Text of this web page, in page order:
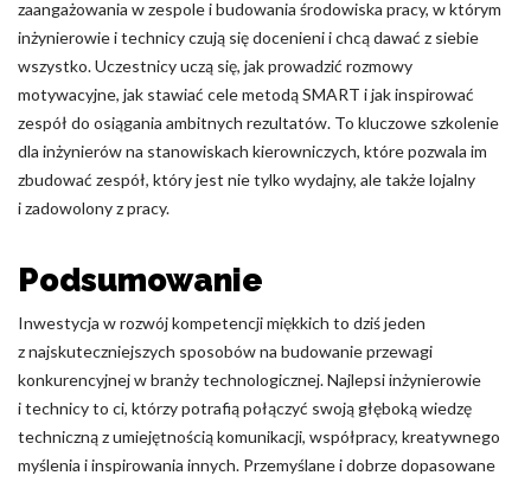
zaangażowania w zespole i budowania środowiska pracy, w którym
inżynierowie i technicy czują się docenieni i chcą dawać z siebie
wszystko. Uczestnicy uczą się, jak prowadzić rozmowy
motywacyjne, jak stawiać cele metodą SMART i jak inspirować
zespół do osiągania ambitnych rezultatów. To kluczowe szkolenie
dla inżynierów na stanowiskach kierowniczych, które pozwala im
zbudować zespół, który jest nie tylko wydajny, ale także lojalny
i zadowolony z pracy.
Podsumowanie
Inwestycja w rozwój kompetencji miękkich to dziś jeden
z najskuteczniejszych sposobów na budowanie przewagi
konkurencyjnej w branży technologicznej. Najlepsi inżynierowie
i technicy to ci, którzy potrafią połączyć swoją głęboką wiedzę
techniczną z umiejętnością komunikacji, współpracy, kreatywnego
myślenia i inspirowania innych. Przemyślane i dobrze dopasowane